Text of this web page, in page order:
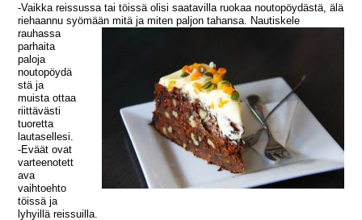
-Vaikka reissussa tai töissä olisi saatavilla ruokaa noutopöydästä, älä
riehaannu syömään mitä ja miten paljon tahansa. Nautiskele
rauhassa
parhaita
paloja
noutopöydä
stä ja
muista ottaa
riittävästi
tuoretta
lautasellesi.
-Eväät ovat
varteenotett
ava
vaihtoehto
töissä ja
lyhyillä reissuilla.